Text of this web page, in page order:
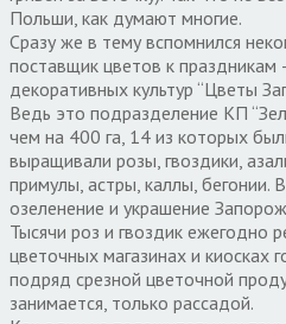
Польши, как думают многие.
Сразу же в тему вспомнился
поставщик цветов к праздникам
декоративных культур “Цветы
Ведь это подразделение КП
чем на 400 га, 14 из которых
выращивали розы, гвоздики,
примулы, астры, каллы, бегонии.
озеленение и украшение
Тысячи роз и гвоздик ежегодно
цветочных магазинах и киосках
подряд срезной цветочной
занимается, только рассадой.